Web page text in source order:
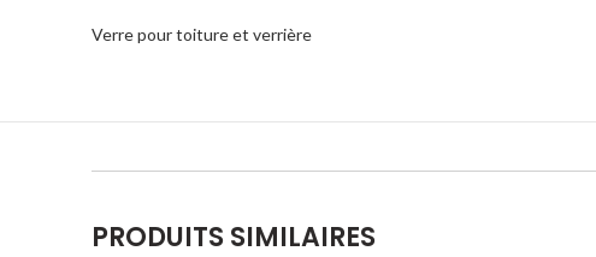
Verre pour toiture et verrière
PRODUITS SIMILAIRES